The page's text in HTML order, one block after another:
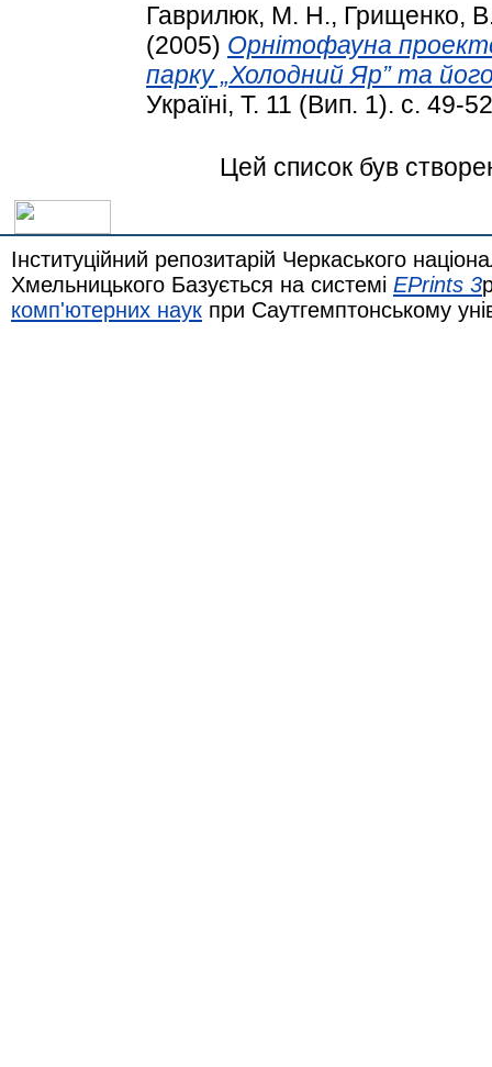
Гаврилюк, М. Н., Грищенко,
(2005) Орнітофауна
парку „Холодний Яр” та
Україні, Т. 11 (Вип. 1). с. 49-
Цей список був
Інституційний репозитарій Черкаського
Хмельницького Базується на системі EPrints 3
комп'ютерних наук при Саутгемптонському